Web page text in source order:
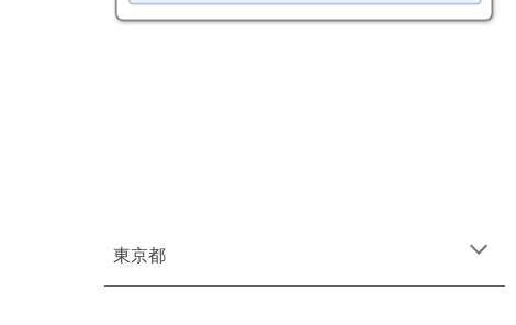
東京都